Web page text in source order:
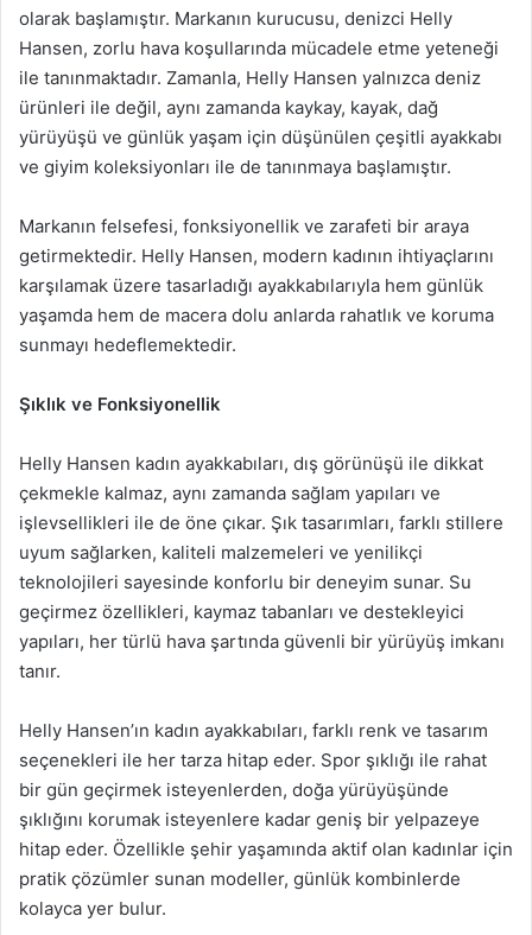
olarak başlamıştır. Markanın kurucusu, denizci Helly
Hansen, zorlu hava koşullarında mücadele etme yeteneği
ile tanınmaktadır. Zamanla, Helly Hansen yalnızca deniz
ürünleri ile değil, aynı zamanda kaykay, kayak, dağ
yürüyüşü ve günlük yaşam için düşünülen çeşitli ayakkabı
ve giyim koleksiyonları ile de tanınmaya başlamıştır.
Markanın felsefesi, fonksiyonellik ve zarafeti bir araya
getirmektedir. Helly Hansen, modern kadının ihtiyaçlarını
karşılamak üzere tasarladığı ayakkabılarıyla hem günlük
yaşamda hem de macera dolu anlarda rahatlık ve koruma
sunmayı hedeflemektedir.
Şıklık ve Fonksiyonellik
Helly Hansen kadın ayakkabıları, dış görünüşü ile dikkat
çekmekle kalmaz, aynı zamanda sağlam yapıları ve
işlevsellikleri ile de öne çıkar. Şık tasarımları, farklı stillere
uyum sağlarken, kaliteli malzemeleri ve yenilikçi
teknolojileri sayesinde konforlu bir deneyim sunar. Su
geçirmez özellikleri, kaymaz tabanları ve destekleyici
yapıları, her türlü hava şartında güvenli bir yürüyüş imkanı
tanır.
Helly Hansen’ın kadın ayakkabıları, farklı renk ve tasarım
seçenekleri ile her tarza hitap eder. Spor şıklığı ile rahat
bir gün geçirmek isteyenlerden, doğa yürüyüşünde
şıklığını korumak isteyenlere kadar geniş bir yelpazeye
hitap eder. Özellikle şehir yaşamında aktif olan kadınlar için
pratik çözümler sunan modeller, günlük kombinlerde
kolayca yer bulur.